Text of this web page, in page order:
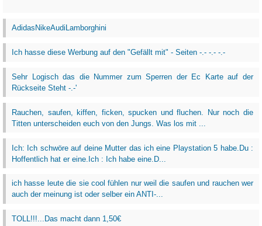
AdidasNikeAudiLamborghini
Ich hasse diese Werbung auf den "Gefällt mit" - Seiten -.- -.- -.-
Sehr Logisch das die Nummer zum Sperren der Ec Karte auf der
Rückseite Steht -.-'
Rauchen, saufen, kiffen, ficken, spucken und fluchen. Nur noch die
Titten unterscheiden euch von den Jungs. Was los mit ...
Ich: Ich schwöre auf deine Mutter das ich eine Playstation 5 habe.Du :
Hoffentlich hat er eine.Ich : Ich habe eine.D...
ich hasse leute die sie cool fühlen nur weil die saufen und rauchen wer
auch der meinung ist oder selber ein ANTI-...
TOLL!!!...Das macht dann 1,50€